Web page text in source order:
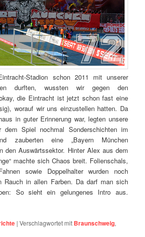
Stadion schon 2011 mit unserer
durften, wussten wir gegen den
die Eintracht ist jetzt schon fast eine
worauf wir uns einzustellen hatten. Da
in guter Erinnerung war, legten unsere
Spiel nochmal Sonderschichten im
zauberten eine „Bayern München
den Auswärtssektor. Hinter Alex aus dem
machte sich Chaos breit. Folienschals,
sowie Doppelhalter wurden noch
Rauch in allen Farben. Da darf man sich
So sieht ein gelungenes Intro aus.
|Verschlagwortet mit Braunschweig,